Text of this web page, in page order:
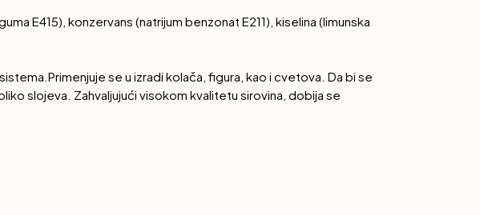
E415), konzervans (natrijum benzonat E211), kiselina (limunska
se u izradi kolača, figura, kao i cvetova. Da bi se
slojeva. Zahvaljujući visokom kvalitetu sirovina, dobija se